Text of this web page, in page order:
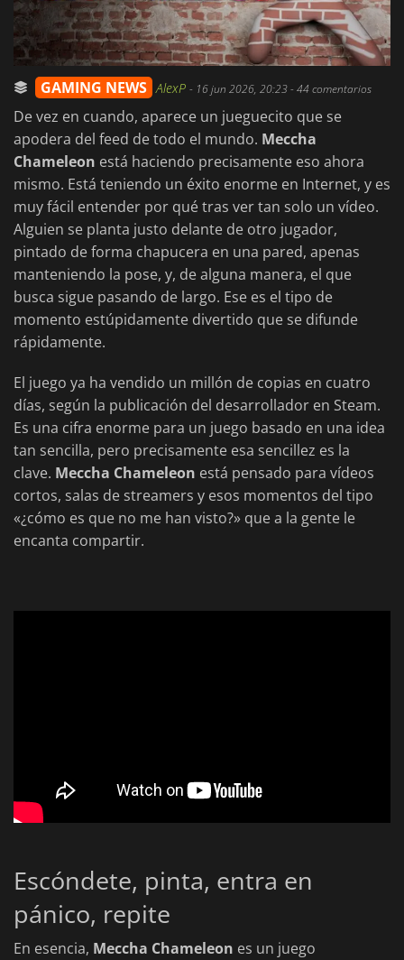
GAMING NEWS AlexP - 16 jun 2026, 20:23- 44 comentarios
De vez en cuando, aparece un jueguecito que se
apodera del feed de todo el mundo. Meccha
Chameleon está haciendo precisamente eso ahora
mismo. Está teniendo un éxito enorme en Internet, y es
muy fácil entender por qué tras ver tan solo un vídeo.
Alguien se planta justo delante de otro jugador,
pintado de forma chapucera en una pared, apenas
manteniendo la pose, y, de alguna manera, el que
busca sigue pasando de largo. Ese es el tipo de
momento estúpidamente divertido que se difunde
rápidamente.
El juego ya ha vendido un millón de copias en cuatro
días, según la publicación del desarrollador en Steam.
Es una cifra enorme para un juego basado en una idea
tan sencilla, pero precisamente esa sencillez es la
clave. Meccha Chameleon está pensado para vídeos
cortos, salas de streamers y esos momentos del tipo
«¿cómo es que no me han visto?» que a la gente le
encanta compartir.
Escóndete, pinta, entra en
pánico, repite
En esencia, Meccha Chameleon es un juego